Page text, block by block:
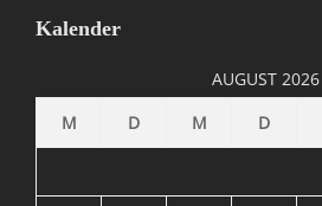
Kalender
AUGUST 2026
M
D M D